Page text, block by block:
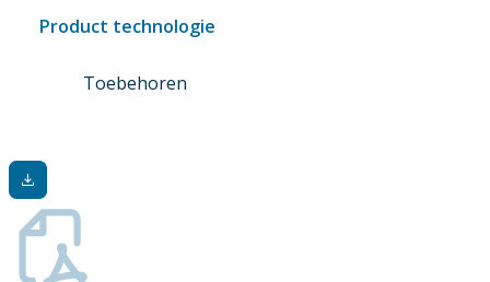
Product technologie
Toebehoren